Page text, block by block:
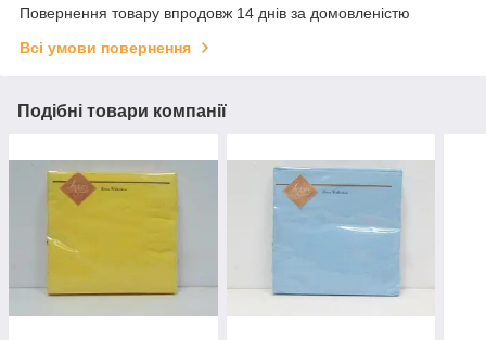
Повернення товару впродовж 14 днів за домовленістю
Всі умови повернення
Подібні товари компанії